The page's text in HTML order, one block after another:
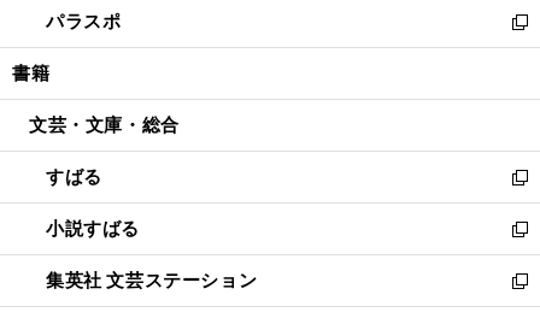
で
開
ド
ウ
開
ィ
ン
ウ
開
く
い
ウ
ン
ウ
で
開
く
パラスポ
新
し
ウ
ン
ド
ウ
で
開
く
書籍
文芸・文庫・総合
すばる
新
し
い
ウ
ィ
ン
小説すばる
新
し
い
ウ
集英社 文芸ステーション
新
し